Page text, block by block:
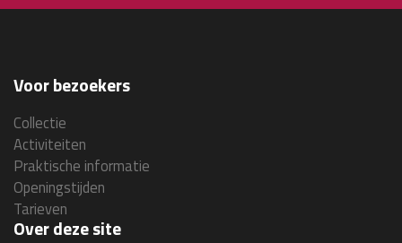
Voor bezoekers
Collectie
Activiteiten
Praktische informatie
Openingstijden
Tarieven
Over deze site